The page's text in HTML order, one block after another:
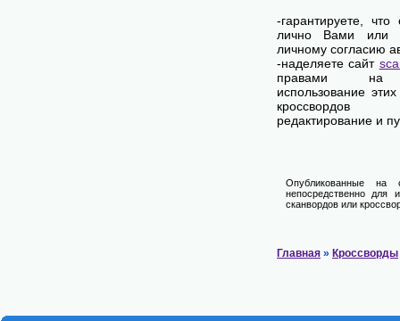
-гарантируете,
лично Вами или
личному согласию
-наделяете сайт
правами на
использование
редактирование и
Опубликованные на
непосредственно для
сканвордов или
Главная » Кроссворды